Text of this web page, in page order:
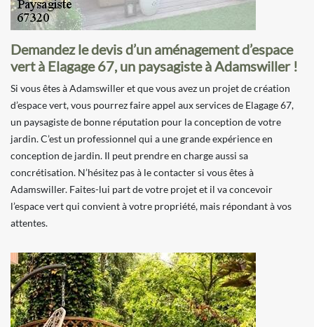
Demandez le devis d’un aménagement d’espace
vert à Elagage 67, un paysagiste à Adamswiller !
Si vous êtes à Adamswiller et que vous avez un projet de création
d’espace vert, vous pourrez faire appel aux services de Elagage 67,
un paysagiste de bonne réputation pour la conception de votre
jardin. C’est un professionnel qui a une grande expérience en
conception de jardin. Il peut prendre en charge aussi sa
concrétisation. N’hésitez pas à le contacter si vous êtes à
Adamswiller. Faites-lui part de votre projet et il va concevoir
l’espace vert qui convient à votre propriété, mais répondant à vos
attentes.